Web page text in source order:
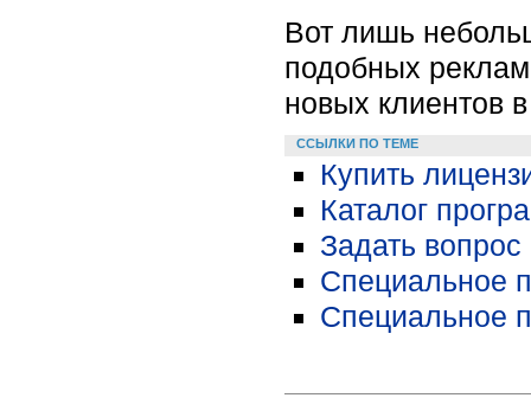
Вот лишь
подобных
новых клиентов
ССЫЛКИ ПО ТЕМЕ
Купить
Каталог
Задать
Специальное
Специальное